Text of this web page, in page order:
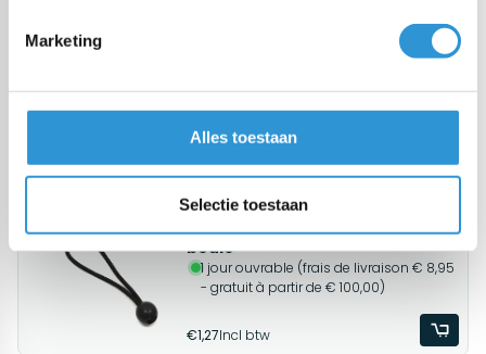
Marketing
Alles toestaan
Selectie toestaan
2x3 | 3x4 | 3x5 | 4x6 | 5x6 | 6x8 | 6x10 | 8x10 | 9x9 | 10x12
devis pour une bâche en PVC 900 sur mesure.
Produits associés
Elastique diam. 6mm - avec
boule
1 jour ouvrable (frais de livraison € 8,95
- gratuit à partir de € 100,00)
€1,27Incl btw